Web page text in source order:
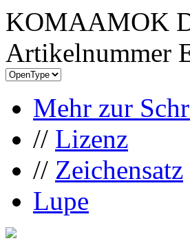
KOMAAMOK
Artikelnummer
Mehr zur
// Lizenz
// Zeichensatz
Lupe